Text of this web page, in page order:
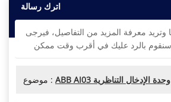
اترك رسالة
موضوع : ABB AI03 وحدة الإدخال التناظرية